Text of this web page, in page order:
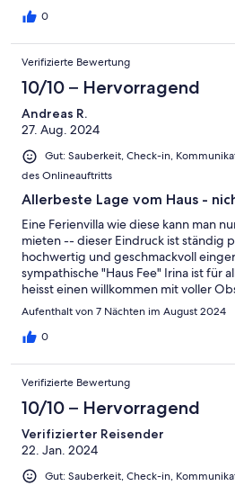
waren. Sehr überrascht waren wir
Vermieterin Sabine unkompliziert und
sehr wohl gefühlt und können das
empfehlen.
0
Verifizierte Bewertung
10/10 – Hervorragend
Andreas R.
27. Aug. 2024
Gut: Sauberkeit, Check-in,
des Onlineauftritts
Allerbeste Lage vom Haus -
Eine Ferienvilla wie diese kann man
mieten -- dieser Eindruck ist ständig
hochwertig und geschmackvoll
sympathische "Haus Fee" Irina ist für
heisst einen willkommen mit voller
im Kühlschrank. Dann diese
könnte ewig so weiter träumen vom
buchen.
Aufenthalt von 7 Nächten im August 2024
0
Verifizierte Bewertung
10/10 – Hervorragend
Verifizierter Reisender
22. Jan. 2024
Gut: Sauberkeit, Check-in,